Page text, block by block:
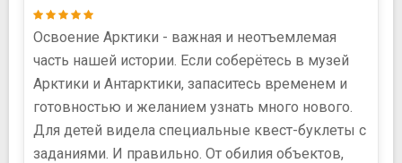
Освоение Арктики - важная и неотъемлемая
часть нашей истории. Если соберётесь в музей
Арктики и Антарктики, запаситесь временем и
готовностью и желанием узнать много нового.
Для детей видела специальные квест-буклеты с
заданиями. И правильно. От обилия объектов,